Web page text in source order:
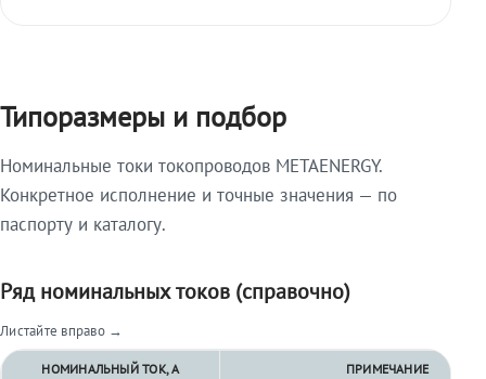
Типоразмеры и подбор
Номинальные токи токопроводов METAENERGY.
Конкретное исполнение и точные значения — по
паспорту и каталогу.
Ряд номинальных токов (справочно)
Листайте вправо →
НОМИНАЛЬНЫЙ ТОК, А ПРИМЕЧАНИЕ